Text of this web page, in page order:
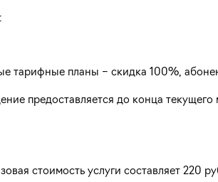
тарифные планы – скидка 100%,
предоставляется до конца текущего
стоимость услуги составляет 220